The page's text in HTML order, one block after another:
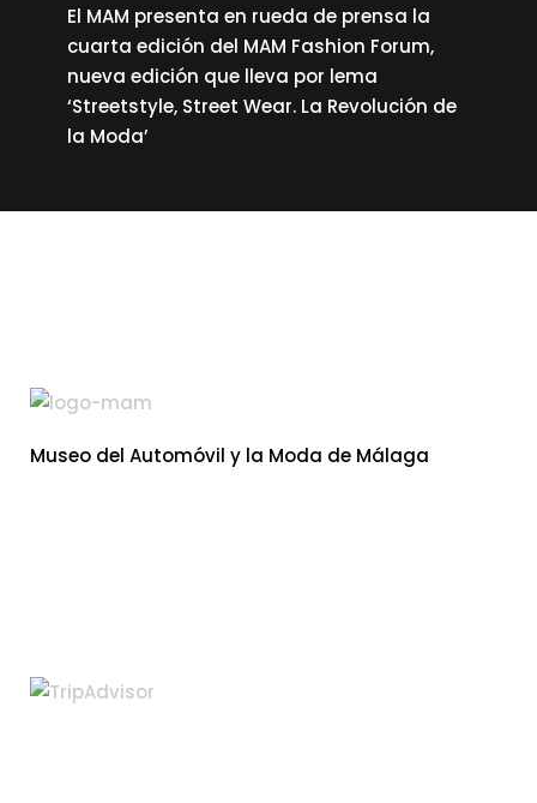
El MAM presenta en rueda de prensa la
cuarta edición del MAM Fashion Forum,
nueva edición que lleva por lema
‘Streetstyle, Street Wear. La Revolución de
la Moda’
Museo del Automóvil y la Moda de Málaga